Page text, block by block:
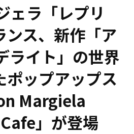
ェラ「レプリ
ンス、新作「ア
ライト」の世界
ポップアップス
Margiela
」が登場